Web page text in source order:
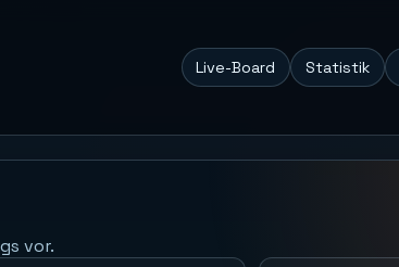
Live-Board Statistik
vor.